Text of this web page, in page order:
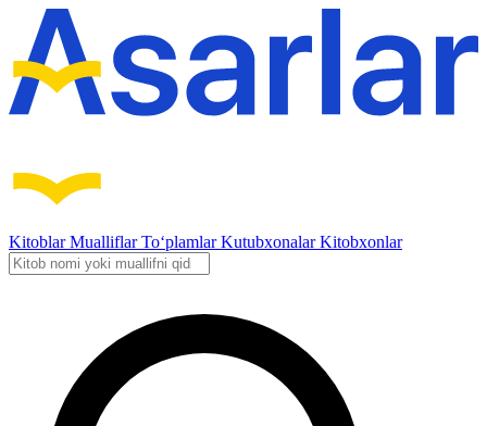
KitoblarMualliflarTo‘plamlarKutubxonalarKitobxonlar